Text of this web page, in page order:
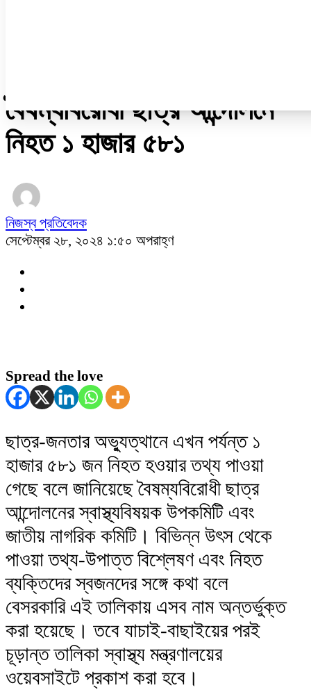
বৈষম্যবিরোধী ছাত্র আন্দোলনে
নিহত ১ হাজার ৫৮১
নিজস্ব প্রতিবেদক
সেপ্টেম্বর ২৮, ২০২৪ ১:৫০ অপরাহ্ণ
Spread the love
ছাত্র-জনতার অভ্যুত্থানে এখন পর্যন্ত ১
হাজার ৫৮১ জন নিহত হওয়ার তথ্য পাওয়া
গেছে বলে জানিয়েছে বৈষম্যবিরোধী ছাত্র
আন্দোলনের স্বাস্থ্যবিষয়ক উপকমিটি এবং
জাতীয় নাগরিক কমিটি। বিভিন্ন উৎস থেকে
পাওয়া তথ্য-উপাত্ত বিশ্লেষণ এবং নিহত
ব্যক্তিদের স্বজনদের সঙ্গে কথা বলে
বেসরকারি এই তালিকায় এসব নাম অন্তর্ভুক্ত
করা হয়েছে। তবে যাচাই-বাছাইয়ের পরই
চূড়ান্ত তালিকা স্বাস্থ্য মন্ত্রণালয়ের
ওয়েবসাইটে প্রকাশ করা হবে।